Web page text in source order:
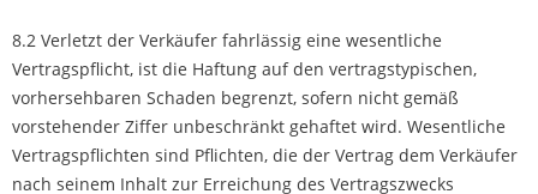
8.2 Verletzt der Verkäufer fahrlässig eine wesentliche
Vertragspflicht, ist die Haftung auf den vertragstypischen,
vorhersehbaren Schaden begrenzt, sofern nicht gemäß
vorstehender Ziffer unbeschränkt gehaftet wird. Wesentliche
Vertragspflichten sind Pflichten, die der Vertrag dem Verkäufer
nach seinem Inhalt zur Erreichung des Vertragszwecks